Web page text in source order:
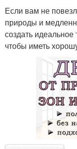
Если вам не
природы и
создать
чтобы иметь